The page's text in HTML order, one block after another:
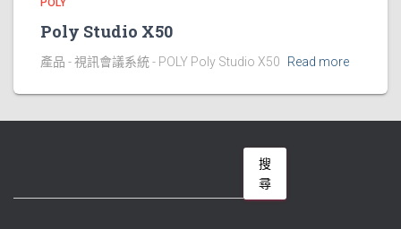
POLY
Poly Studio X50
產品 - 視訊會議系統 - POLY Poly Studio X50 Read more
搜
尋